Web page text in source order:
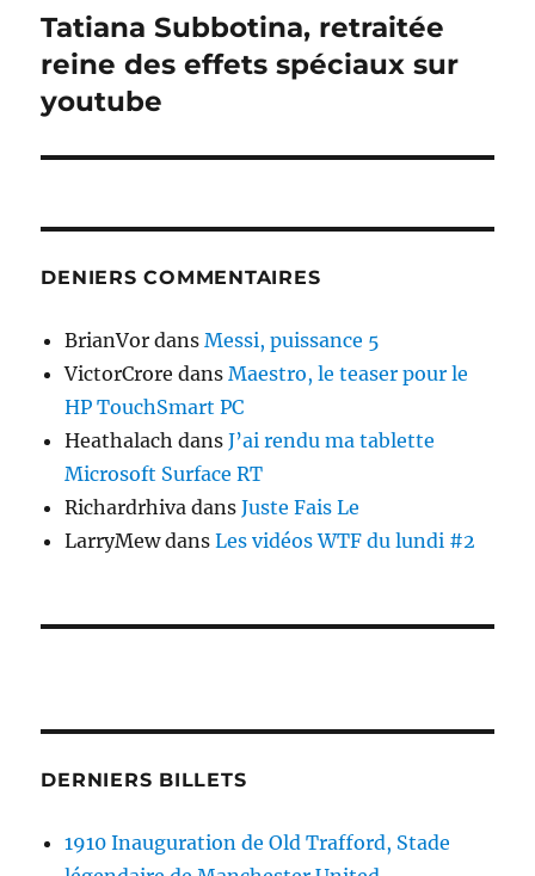
Publication
suivante :
Tatiana Subbotina, retraitée
reine des effets spéciaux sur
youtube
DENIERS COMMENTAIRES
BrianVor dansMessi, puissance 5
VictorCrore dansMaestro, le teaser pour le
HP TouchSmart PC
Heathalach dansJ’ai rendu ma tablette
Microsoft Surface RT
Richardrhiva dansJuste Fais Le
LarryMewdansLes vidéos WTF du lundi #2
DERNIERS BILLETS
1910 Inauguration de Old Trafford, Stade